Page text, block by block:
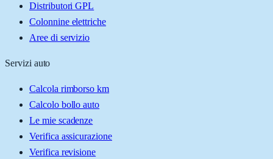
Distributori GPL
Colonnine elettriche
Aree di servizio
Servizi auto
Calcola rimborso km
Calcolo bollo auto
Le mie scadenze
Verifica assicurazione
Verifica revisione